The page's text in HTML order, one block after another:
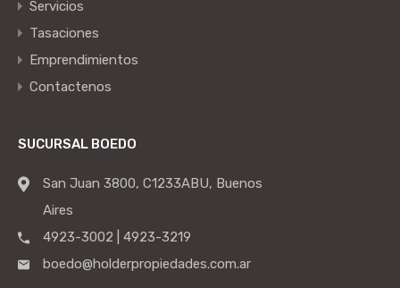
Servicios
Tasaciones
Emprendimientos
Contactenos
SUCURSAL BOEDO
San Juan 3800, C1233ABU, Buenos
Aires
4923-3002 | 4923-3219
boedo@holderpropiedades.com.ar